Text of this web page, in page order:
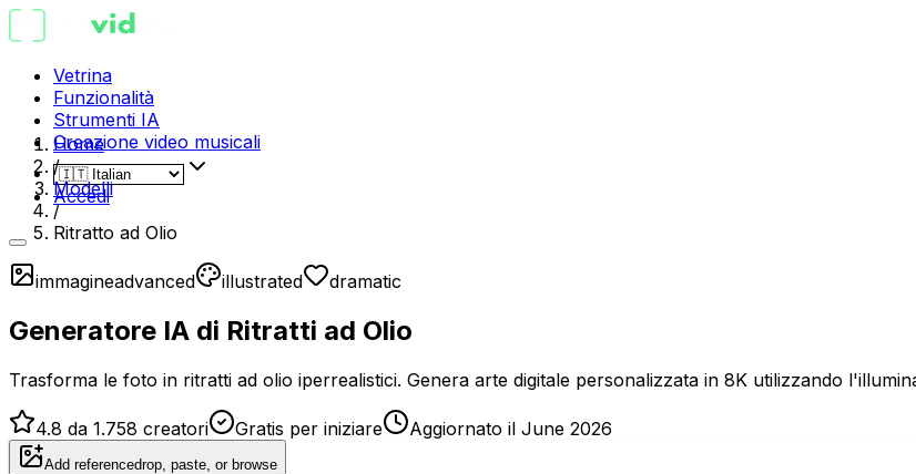
Vetrina
Funzionalità
Strumenti IA
Creazione video musicali
Accedi
Home
/
Modelli
/
Ritratto ad Olio
immagineadvanced illustrated dramatic
Generatore IA di Ritratti ad Olio
Trasforma le foto in ritratti ad olio iperrealistici. Genera arte digitale personalizzata in 8K utilizzando
4.8 da 1.758 creatori Gratis per iniziare Aggiornato il June 2026
Add referencedrop, paste, or browse